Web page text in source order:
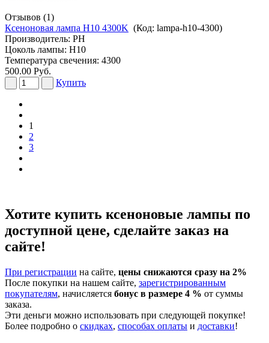
Отзывов (1)
Ксеноновая лампа H10 4300K (Код: lampa-h10-4300)
Производитель: PH
Цоколь лампы: H10
Температура свечения: 4300
500.00 Руб.
Купить
1
2
3
Хотите купить ксеноновые лампы по
доступной цене, сделайте заказ на
сайте!
При регистрации на сайте, цены снижаются сразу на 2%
После покупки на нашем сайте, зарегистрированным
покупателям, начисляется бонус в размере 4 % от суммы
заказа.
Эти деньги можно использовать при следующей покупке!
Более подробно о скидках, способах оплаты и доставки!